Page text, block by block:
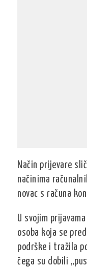
Način prijevare
načinima
novac s računa
U svojim
osoba koja se
podrške i tražila
čega su dobili